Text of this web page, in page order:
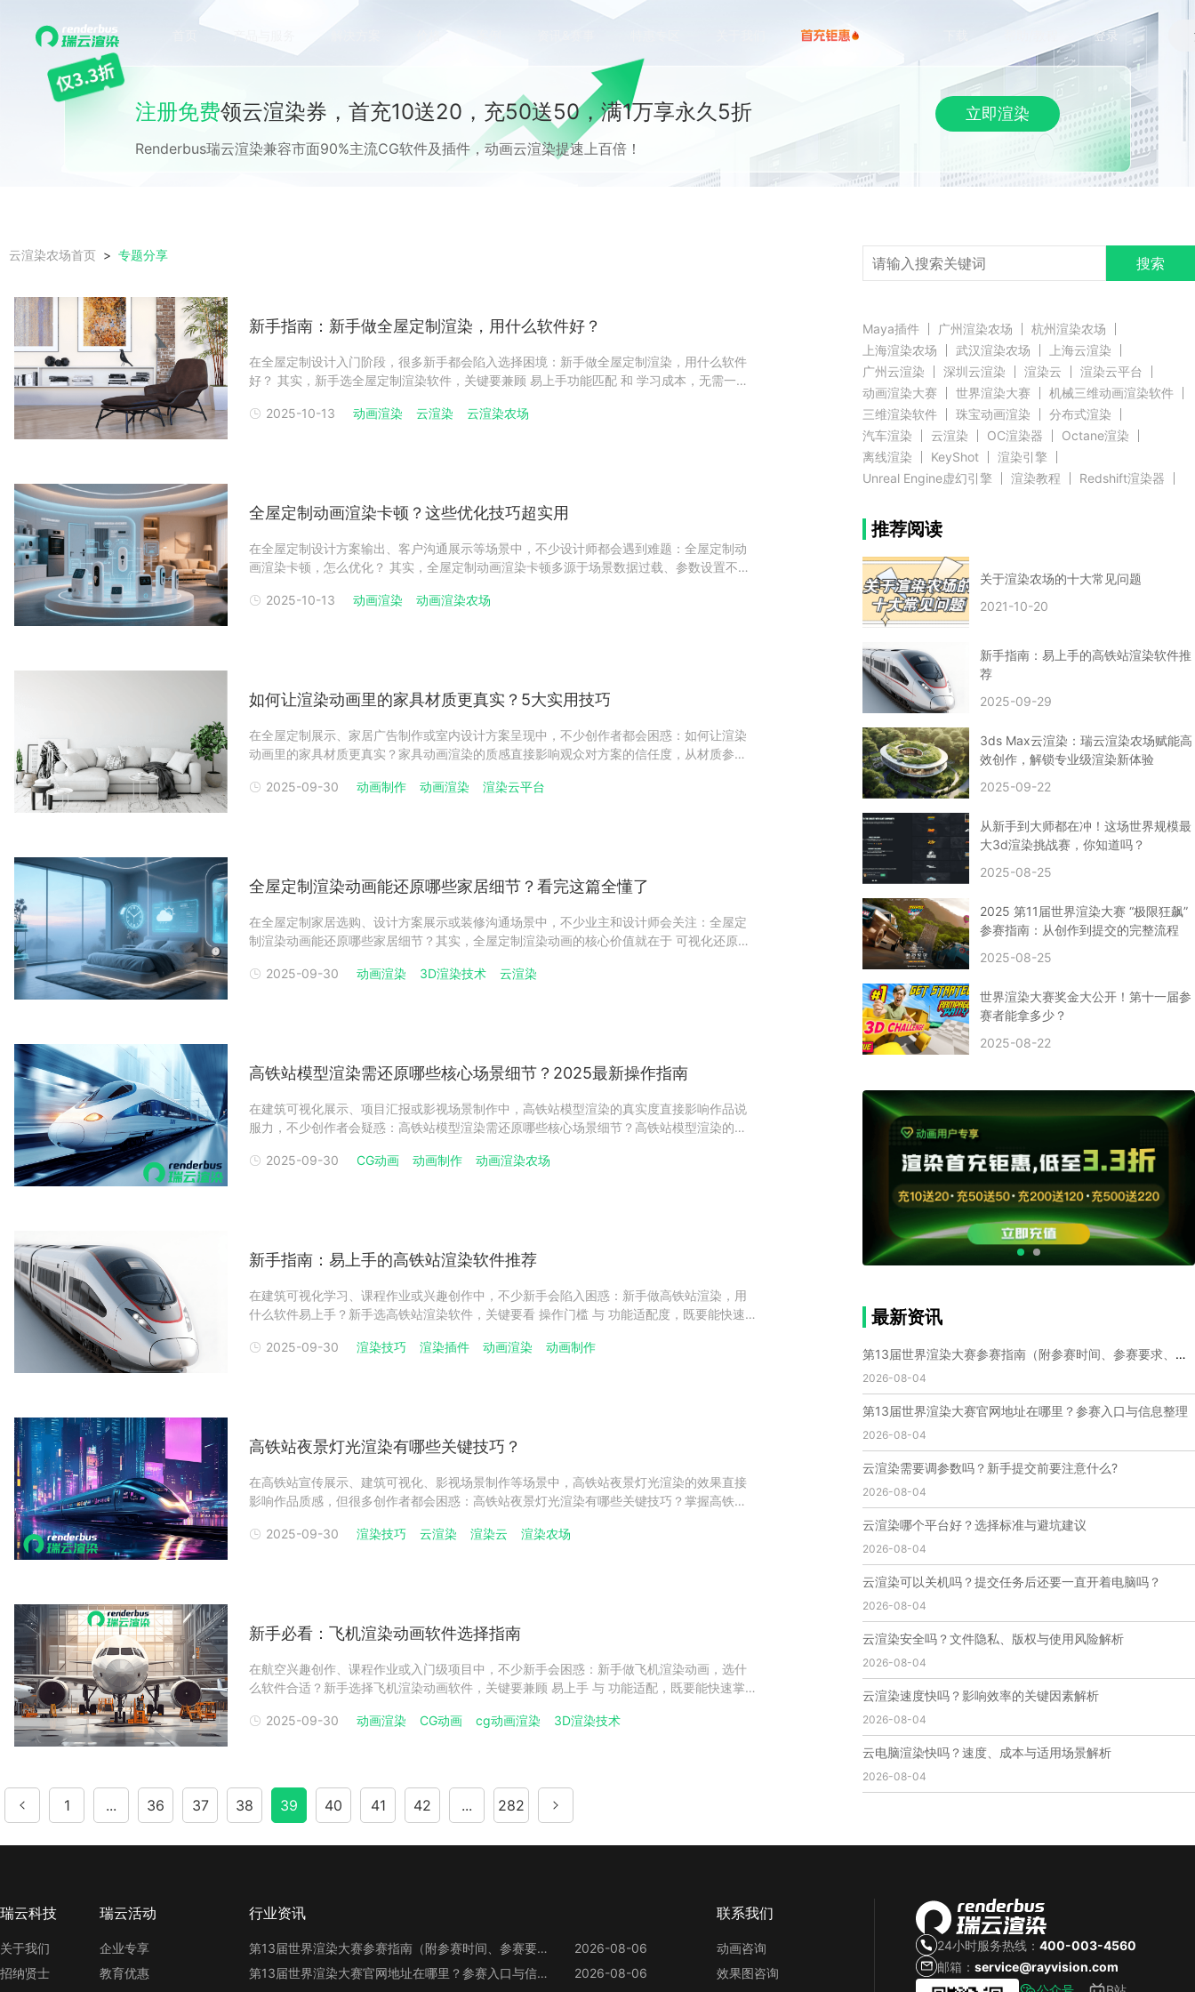
产品与服务 登录
注册免费领云渲染券，首充10送20，充50送50，满1万享永久5折
Renderbus瑞云渲染兼容市面90%主流CG软件及插件，动画云渲染提速上百倍！
立即渲染
云渲染农场首页 专题分享
新手指南：新手做全屋定制渲染，用什么软件好？
在全屋定制设计入门阶段，很多新手都会陷入选择困境：新手做全屋定制渲染，用什么软件
好？ 其实，新手选全屋定制渲染软件，关键要兼顾 易上手功能匹配 和 学习成本，无需一开
工具，才能快速建立信心，逐步掌握全屋定制渲染技能。​全屋定制渲染软件1：新手入门级免
2025-10-13 动画渲染 云渲染 云渲染农场
全屋定制动画渲染卡顿？这些优化技巧超实用
在全屋定制设计方案输出、客户沟通展示等场景中，不少设计师都会遇到难题：全屋定制动
画渲染卡顿，怎么优化？ 其实，全屋定制动画渲染卡顿多源于场景数据过载、参数设置不当
量，又能高效完成，避免因卡顿影响方案交付进度，这也是提升全屋定制设计工作效率的关
2025-10-13 动画渲染 动画渲染农场
如何让渲染动画里的家具材质更真实？5大实用技巧
在全屋定制展示、家居广告制作或室内设计方案呈现中，不少创作者都会困惑：如何让渲染
动画里的家具材质更真实？家具动画渲染的质感直接影响观众对方案的信任度，从材质参数
方法，能让家具动画渲染中的木材、金属、布料等材质呈现出 触手可及 的真实效果，这也是
2025-09-30 动画制作 动画渲染 渲染云平台
全屋定制渲染动画能还原哪些家居细节？看完这篇全懂了
在全屋定制家居选购、设计方案展示或装修沟通场景中，不少业主和设计师会关注：全屋定
制渲染动画能还原哪些家居细节？其实，全屋定制渲染动画的核心价值就在于 可视化还原，
现，让全屋定制方案不再是抽象图纸，而是可直观感知的真实家居场景，这也是全屋定制渲
2025-09-30 动画渲染 3D渲染技术 云渲染
高铁站模型渲染需还原哪些核心场景细节？2025最新操作指南
在建筑可视化展示、项目汇报或影视场景制作中，高铁站模型渲染的真实度直接影响作品说
服力，不少创作者会疑惑：高铁站模型渲染需还原哪些核心场景细节？高铁站模型渲染的核
才能让高铁站模型渲染既具视觉质感，又能体现高铁站的实用属性。​高铁站模型渲染关键点
2025-09-30 CG动画 动画制作 动画渲染农场
新手指南：易上手的高铁站渲染软件推荐
在建筑可视化学习、课程作业或兴趣创作中，不少新手会陷入困惑：新手做高铁站渲染，用
什么软件易上手？新手选高铁站渲染软件，关键要看 操作门槛 与 功能适配度，既要能快速
画制作，搭配 MG 动画云渲染工具还能提升效率，避免因软件复杂打击创作热情。​新手入门
2025-09-30 渲染技巧 渲染插件 动画渲染 动画制作
高铁站夜景灯光渲染有哪些关键技巧？
在高铁站宣传展示、建筑可视化、影视场景制作等场景中，高铁站夜景灯光渲染的效果直接
影响作品质感，但很多创作者都会困惑：高铁站夜景灯光渲染有哪些关键技巧？掌握高铁站
高铁站的建筑特色与视觉焦点。​高铁站夜景灯光渲染技巧1：光源类型与布局​做好高铁站夜景
2025-09-30 渲染技巧 云渲染 渲染云 渲染农场
新手必看：飞机渲染动画软件选择指南
在航空兴趣创作、课程作业或入门级项目中，不少新手会困惑：新手做飞机渲染动画，选什
么软件合适？新手选择飞机渲染动画软件，关键要兼顾 易上手 与 功能适配，既要能快速掌
机渲染动画软件1：新手入门级软件推荐（基础款）对零经验新手来说，入门级飞机渲染动画
2025-09-30 动画渲染 CG动画 cg动画渲染 3D渲染技术
1 ... 36 37 38 39 40 41 42 ... 282
搜索
Maya插件 广州渲染农场
杭州渲染农场
上海渲染农场
武汉渲染农场
上海云渲染
广州云渲染
深圳云渲染 渲染云
渲染云平台
动画渲染大赛
世界渲染大赛
机械三维动画渲染软件
三维渲染软件
珠宝动画渲染
分布式渲染
汽车渲染
云渲染 OC渲染器
Octane渲染
离线渲染
KeyShot
渲染引擎
Unreal Engine虚幻引擎
渲染教程
Redshift渲染器
推荐阅读
3D模型教程
云渲染农场使用教程
渲染图黑色
云渲染农场价格
建筑效果图渲染
渲染速度慢
贴图教程
CG角色制作心得
动画渲染 在线渲染
渲染技巧
雕刻3D模型
Blender云端渲染
maya渲染 CG动画
动画制作
Blender
CG渲染 渲染农场
3dmax云端渲染
渲染图
CG原画
clarisse教程
拟真人物制作 实时渲染
视觉效果
视觉特效
特效 VRay制作案例
VFX案例
手动渲染农场
云渲染小课堂
CPU渲染
Arnold案例
vr渲染器
效果图渲染 免费云渲染
Autodesk
2D转3D
SU渲染 圣诞短片
风暴幽灵船
云渲染大咖专访
CG电影云渲染案例
Houdini建模案例
CG人物制作
Maya基础知识
Blender渲染技巧
3ds Max资讯
3ds Max教程
CG软件资讯
3d云渲染
3dmax渲染
Substance Painter
vray网络渲染
SAAS渲染农场
Lumion
ZBrush技巧
SketchUp教程
3dmax 渲染慢
渲染卡顿
云渲染怎么收费
纹理渲染
全局光引擎
渲染溢色
EEVEE渲染器
Cycles渲染器
C4D教程
Corona降噪器
奥斯卡
人物建模渲染
在线建模渲染
北京渲染农场
成都动画渲染
免费渲染农场
网络渲染农场
个人渲染农场
小型渲染农场
自建渲染农场
视频渲染农场
渲染农场软件
cpu渲染农场
渲染农场费用
渲染农场下载
模型软件
建模渲染软件
三维建模渲染
3d建模渲染
云渲染农场
C4D渲染农场
渲染农场收费
云渲染农场价格
瑞云渲染农场价格
动画渲染农场
第十一届世界渲染大赛
世界渲染大赛时间
世界渲染大赛官网
国际渲染大赛
国际渲染大赛排名
世界渲染大赛软件
瑞云官网
瑞云科技 端云
瑞云渲染官网
网络渲染软件
云渲染服务
云渲染怎么收费
云渲染怎么用
云渲染技术
云渲染原理 云渲染插件
云渲染软件
云渲染引擎
云渲染主机
云渲染软件厂家
免费云渲染
云渲染网站
云渲染收费 云渲染厂家
云渲染厂商
瑞云渲染大赛
3d渲染大赛
CG动画渲染大赛
瑞云渲染大赛报名页
瑞云渲染大赛奖项
瑞云渲染大赛历届大赛回顾
云渲染电脑
云渲染配置 云主机渲染
视频云渲染
实时渲染云
推荐阅读
关于渲染农场的十大常见问题
2021-10-20
新手指南：易上手的高铁站渲染软件推
荐
2025-09-29
3ds Max云渲染：瑞云渲染农场赋能高
效创作，解锁专业级渲染新体验
2025-09-22
从新手到大师都在冲！这场世界规模最
大3d渲染挑战赛，你知道吗？
2025-08-25
2025 第11届世界渲染大赛 “极限狂飙”
参赛指南：从创作到提交的完整流程
2025-08-25
世界渲染大赛奖金大公开！第十一届参
赛者能拿多少？
2025-08-22
最新资讯
第13届世界渲染大赛参赛指南（附参赛时间、参赛要求、赛事奖励等）
2026-08-04
第13届世界渲染大赛官网地址在哪里？参赛入口与信息整理
2026-08-04
云渲染需要调参数吗？新手提交前要注意什么?
2026-08-04
云渲染哪个平台好？选择标准与避坑建议
2026-08-04
云渲染可以关机吗？提交任务后还要一直开着电脑吗？
2026-08-04
云渲染安全吗？文件隐私、版权与使用风险解析
2026-08-04
云渲染速度快吗？影响效率的关键因素解析
2026-08-04
云电脑渲染快吗？速度、成本与适用场景解析
2026-08-04
瑞云科技
关于我们
招纳贤士
瑞云活动
企业专享
教育优惠
行业资讯
第13届世界渲染大赛参赛指南（附参赛时间、参赛要求、赛事奖励等）
2026-08-06
第13届世界渲染大赛官网地址在哪里？参赛入口与信息整理
2026-08-06
联系我们
动画咨询
效果图咨询
24小时服务热线：400-003-4560
邮箱：service@rayvision.com